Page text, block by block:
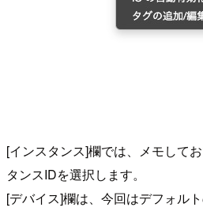
[インスタンス]欄では、メモして
タンスIDを選択します。
[デバイス]欄は、今回はデフォル